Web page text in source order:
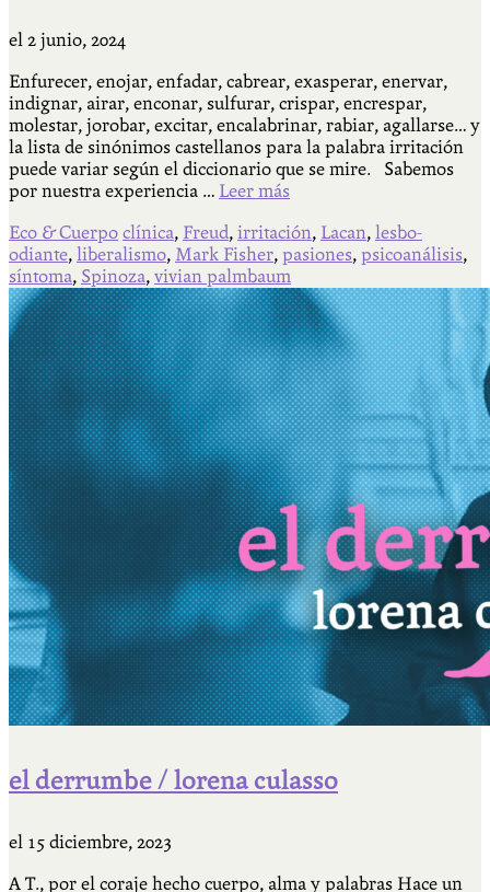
el 2 junio, 2024
Enfurecer, enojar, enfadar, cabrear, exasperar, enervar,
indignar, airar, enconar, sulfurar, crispar, encrespar,
molestar, jorobar, excitar, encalabrinar, rabiar, agallarse… y
la lista de sinónimos castellanos para la palabra irritación
puede variar según el diccionario que se mire. Sabemos
por nuestra experiencia … Leer más
Eco & Cuerpo clínica, Freud, irritación, Lacan, lesbo-
odiante, liberalismo, Mark Fisher, pasiones, psicoanálisis,
síntoma, Spinoza, vivian palmbaum
el derrumbe / lorena culasso
el 15 diciembre, 2023
A T., por el coraje hecho cuerpo, alma y palabras Hace un